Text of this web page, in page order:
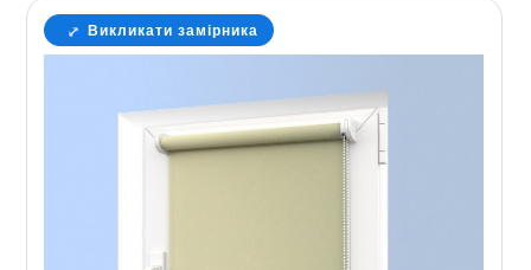
Викликати замірника